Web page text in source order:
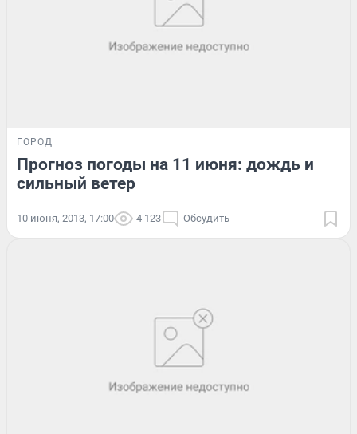
ГОРОД
Прогноз погоды на 11 июня: дождь и
сильный ветер
10 июня, 2013, 17:00 4 123 Обсудить